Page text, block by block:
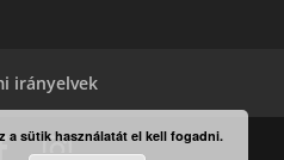
irányelvek
a sütik használatát el kell fogadni.